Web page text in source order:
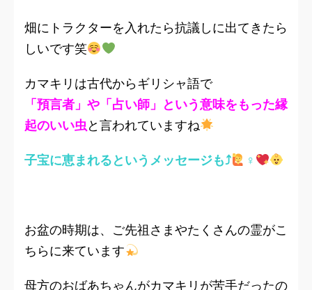
畑にトラクターを入れたら抗議しに出てきたら
しいです笑
カマキリは古代からギリシャ語で
「預言者」や「占い師」という意味をもった縁
起のいい虫と言われていますね
子宝に恵まれるというメッセージも⤴︎ ‍♀
お盆の時期は、ご先祖さまやたくさんの霊がこ
ちらに来ています
母方のおばあちゃんがカマキリが苦手だったの